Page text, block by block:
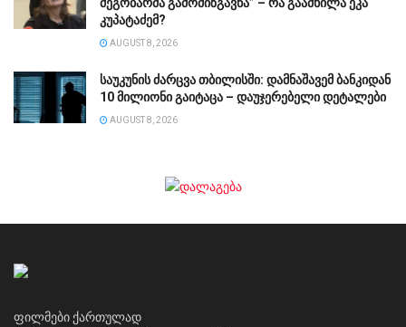
კუპატაძემ?
AUGUST 8, 2026
საუკუნის ძარცვა თბილისში: დამნაშავემ ბანკიდან
10 მილიონი გაიტაცა – დაუჯერებელი დეტალები
AUGUST 8, 2026
ფილმები ქართულად